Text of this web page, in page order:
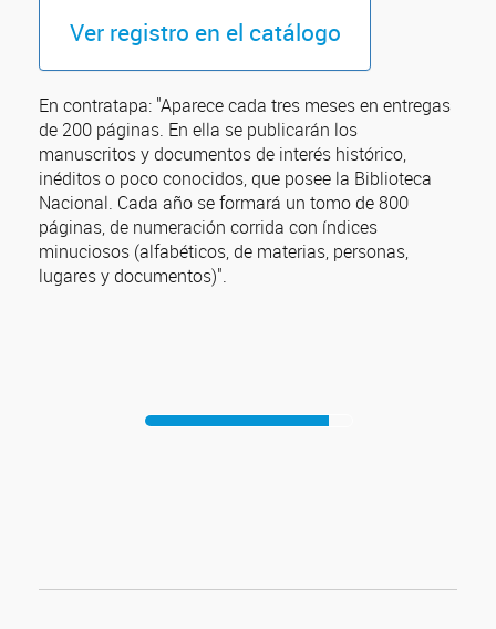
Ver registro en el catálogo
En contratapa: "Aparece cada tres meses en entregas
de 200 páginas. En ella se publicarán los
manuscritos y documentos de interés histórico,
inéditos o poco conocidos, que posee la Biblioteca
Nacional. Cada año se formará un tomo de 800
páginas, de numeración corrida con índices
minuciosos (alfabéticos, de materias, personas,
lugares y documentos)".